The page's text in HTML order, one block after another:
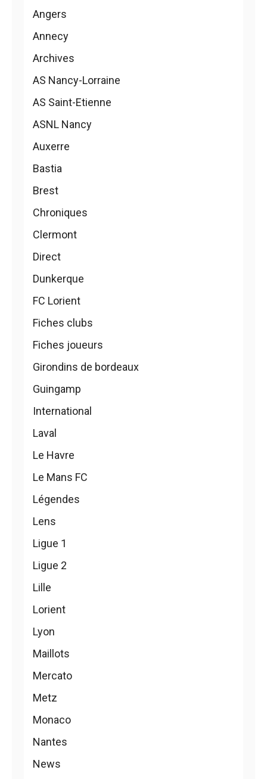
Angers
Annecy
Archives
AS Nancy-Lorraine
AS Saint-Etienne
ASNL Nancy
Auxerre
Bastia
Brest
Chroniques
Clermont
Direct
Dunkerque
FC Lorient
Fiches clubs
Fiches joueurs
Girondins de bordeaux
Guingamp
International
Laval
Le Havre
Le Mans FC
Légendes
Lens
Ligue 1
Ligue 2
Lille
Lorient
Lyon
Maillots
Mercato
Metz
Monaco
Nantes
News